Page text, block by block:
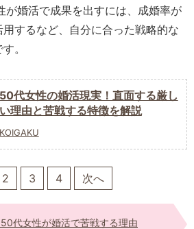
が婚活で成果を出すには、成婚率が
するなど、自分に合った戦略的な
。
50代女性の婚活現実！直面する厳し
い理由と苦戦する特徴を解説
KOIGAKU
2 3 4 次へ
代女性が婚活で苦戦する理由